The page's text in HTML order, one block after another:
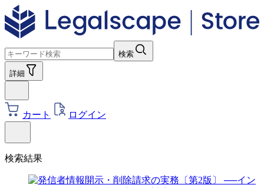
検索
詳細
カート ログイン
検索結果